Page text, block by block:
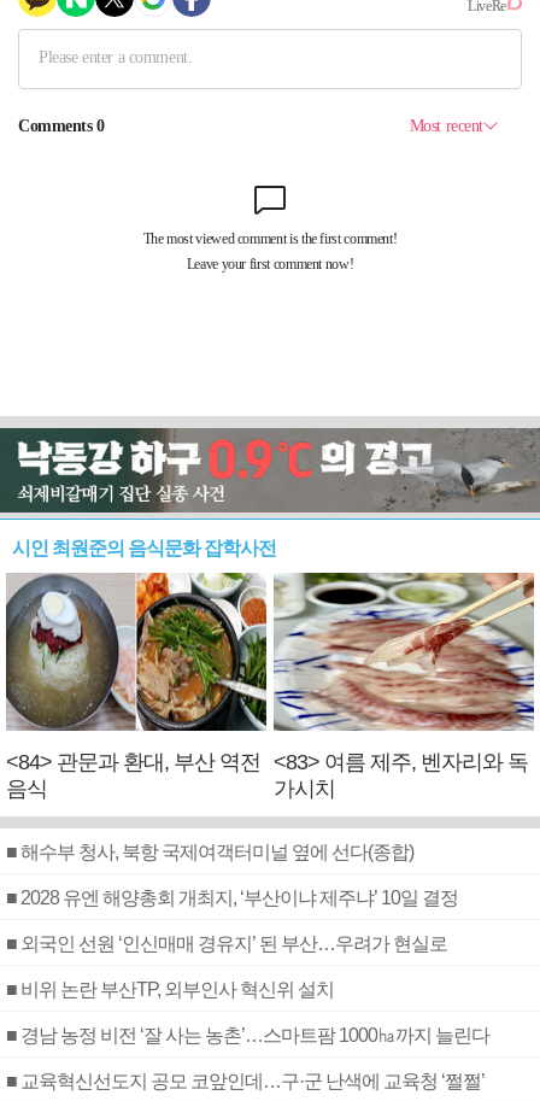
시인 최원준의 음식문화 잡학사전
<84> 관문과 환대, 부산 역전
음식
<83> 여름 제주, 벤자리와 독
가시치
■ 해수부 청사, 북항 국제여객터미널 옆에 선다(종합)
■ 2028 유엔 해양총회 개최지, ‘부산이냐 제주냐’ 10일 결정
■ 외국인 선원 ‘인신매매 경유지’ 된 부산…우려가 현실로
■ 비위 논란 부산TP, 외부인사 혁신위 설치
■ 경남 농정 비전 ‘잘 사는 농촌’…스마트팜 1000㏊까지 늘린다
■ 교육혁신선도지 공모 코앞인데…구·군 난색에 교육청 ‘쩔쩔’